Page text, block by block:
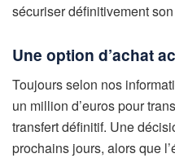
sécuriser définitivement
Une option d’achat
Toujours selon nos
un million d’euros pour
transfert définitif. Une
prochains jours, alors que